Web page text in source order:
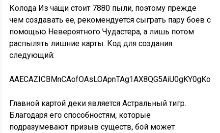
Колода Из чащи стоит 7880 пыли, поэтому прежде
чем создавать ее, рекомендуется сыграть пару боев с
помощью Невероятного Чудастера, а лишь потом
распылять лишние карты. Код для создания
следующий:
Главной картой деки является Астральный тигр.
Благодаря его способностям, которые
подразумевают призыв существ, бой может